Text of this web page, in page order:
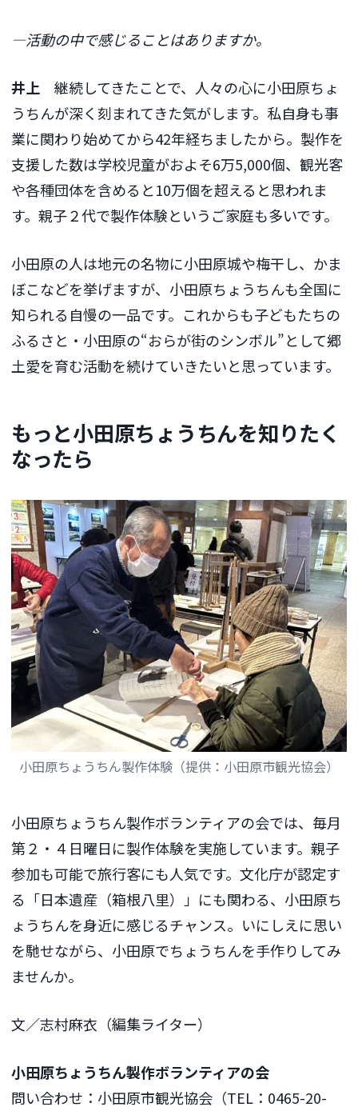
―活動の中で感じることはありますか。
井上 継続してきたことで、人々の心に小田原ちょ
うちんが深く刻まれてきた気がします。私自身も事
業に関わり始めてから42年経ちましたから。製作を
支援した数は学校児童がおよそ6万5,000個、観光客
や各種団体を含めると10万個を超えると思われま
す。親子２代で製作体験というご家庭も多いです。
小田原の人は地元の名物に小田原城や梅干し、かま
ぼこなどを挙げますが、小田原ちょうちんも全国に
知られる自慢の一品です。これからも子どもたちの
ふるさと・小田原の“おらが街のシンボル”として郷
土愛を育む活動を続けていきたいと思っています。
もっと小田原ちょうちんを知りたく
なったら
小田原ちょうちん製作体験（提供：小田原市観光協会）
小田原ちょうちん製作ボランティアの会では、毎月
第２・４日曜日に製作体験を実施しています。親子
参加も可能で旅行客にも人気です。文化庁が認定す
る「日本遺産（箱根八里）」にも関わる、小田原ち
ょうちんを身近に感じるチャンス。いにしえに思い
を馳せながら、小田原でちょうちんを手作りしてみ
ませんか。
文／志村麻衣（編集ライター）
小田原ちょうちん製作ボランティアの会
問い合わせ：小田原市観光協会（TEL：0465-20-